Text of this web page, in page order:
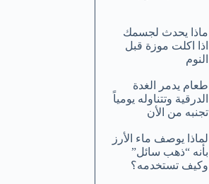
ماذا يحدث لجسمك
اذا اكلت موزة قبل
النوم
طعام يدمر الغدة
الدرقية وتتناوله يومياً
تجنبه من الأن
لماذا يوصف ماء الأرز
بأنه “ذهب سائل”
وكيف تستخدمه؟